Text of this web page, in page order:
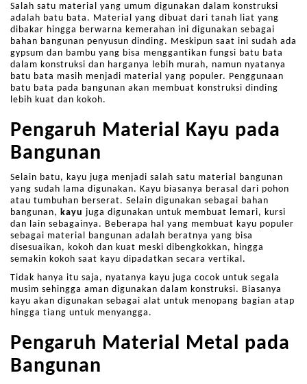
Salah satu material yang umum digunakan dalam konstruksi
adalah batu bata. Material yang dibuat dari tanah liat yang
dibakar hingga berwarna kemerahan ini digunakan sebagai
bahan bangunan penyusun dinding. Meskipun saat ini sudah ada
gypsum dan bambu yang bisa menggantikan fungsi batu bata
dalam konstruksi dan harganya lebih murah, namun nyatanya
batu bata masih menjadi material yang populer. Penggunaan
batu bata pada bangunan akan membuat konstruksi dinding
lebih kuat dan kokoh.
Pengaruh Material Kayu pada
Bangunan
Selain batu, kayu juga menjadi salah satu material bangunan
yang sudah lama digunakan. Kayu biasanya berasal dari pohon
atau tumbuhan berserat. Selain digunakan sebagai bahan
bangunan, kayu juga digunakan untuk membuat lemari, kursi
dan lain sebagainya. Beberapa hal yang membuat kayu populer
sebagai material bangunan adalah beratnya yang bisa
disesuaikan, kokoh dan kuat meski dibengkokkan, hingga
semakin kokoh saat kayu dipadatkan secara vertikal.
Tidak hanya itu saja, nyatanya kayu juga cocok untuk segala
musim sehingga aman digunakan dalam konstruksi. Biasanya
kayu akan digunakan sebagai alat untuk menopang bagian atap
hingga tiang untuk menyangga.
Pengaruh Material Metal pada
Bangunan